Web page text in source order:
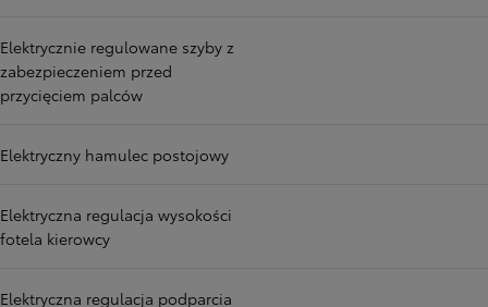
Elektrycznie regulowane szyby z
zabezpieczeniem przed
przycięciem palców
Elektryczny hamulec postojowy
Elektryczna regulacja wysokości
fotela kierowcy
Elektryczna regulacja podparcia